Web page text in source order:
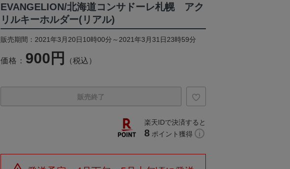
EVANGELION/北海道コンサドーレ札幌 アク
リルキーホルダー(リアル)
販売期間：2021年3月20日10時00分～2021年3月31日23時59分
価格： 900円 （税込）
販売終了
楽天IDで決済すると
8 ポイント獲得